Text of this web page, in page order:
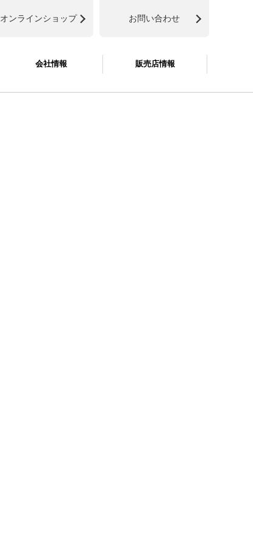
お問い合わせ
オンラインショップ
会社情報 販売店情報